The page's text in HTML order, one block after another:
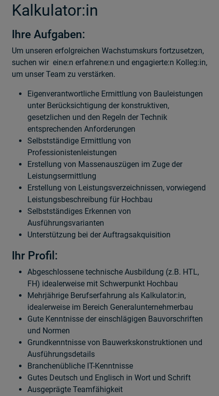
Kalkulator:in
Ihre Aufgaben:
Um unseren erfolgreichen Wachstumskurs fortzusetzen,
suchen wir eine:n erfahrene:n und engagierte:n Kolleg:in,
um unser Team zu verstärken.
Eigenverantwortliche Ermittlung von Bauleistungen
unter Berücksichtigung der konstruktiven,
gesetzlichen und den Regeln der Technik
entsprechenden Anforderungen
Selbstständige Ermittlung von
Professionistenleistungen
Erstellung von Massenauszügen im Zuge der
Leistungsermittlung
Erstellung von Leistungsverzeichnissen, vorwiegend
Leistungsbeschreibung für Hochbau
Selbstständiges Erkennen von
Ausführungsvarianten
Unterstützung bei der Auftragsakquisition
Ihr Profil:
Abgeschlossene technische Ausbildung (z.B. HTL,
FH) idealerweise mit Schwerpunkt Hochbau
Mehrjährige Berufserfahrung als Kalkulator:in,
idealerweise im Bereich Generalunternehmerbau
Gute Kenntnisse der einschlägigen Bauvorschriften
und Normen
Grundkenntnisse von Bauwerkskonstruktionen und
Ausführungsdetails
Branchenübliche IT-Kenntnisse
Gutes Deutsch und Englisch in Wort und Schrift
Ausgeprägte Teamfähigkeit